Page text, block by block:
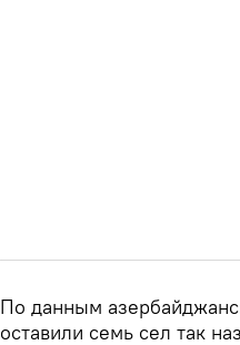
По данным
оставили семь сел так